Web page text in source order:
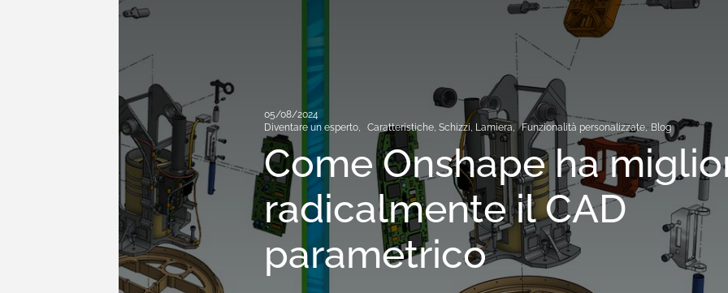
05/08/2024
Diventare un esperto, Caratteristiche, Schizzi, Lamiera, Funzionalità personalizzate, Blog
Come Onshape ha
radicalmente il CAD
parametrico